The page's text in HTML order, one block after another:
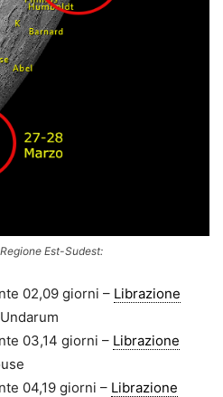
Est-Sudest:
02,09 giorni – Librazione
03,14 giorni – Librazione
04,19 giorni – Librazione